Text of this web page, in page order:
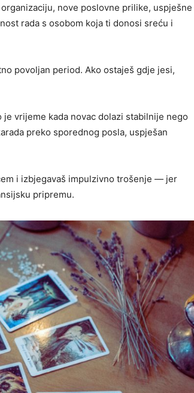
nove poslovne prilike, uspješne
rada s osobom koja ti donosi sreću i
povoljan period. Ako ostaješ gdje jesi,
vrijeme kada novac dolazi stabilnije nego
preko sporednog posla, uspješan
i izbjegavaš impulzivno trošenje — jer
pripremu.